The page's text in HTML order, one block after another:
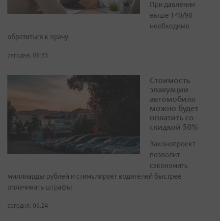
При давлении
выше 140/90
необходимо
обратиться к врачу
сегодня, 05:33
Стоимость
эвакуации
автомобиля
можно будет
оплатить со
скидкой 50%
Законопроект
позволит
сэкономить
миллиарды рублей и стимулирует водителей быстрее
оплачивать штрафы
сегодня, 06:24